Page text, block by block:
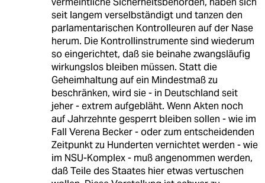
seit langem verselbständigt und tanzen den
parlamentarischen Kontrolleuren auf der Nase
herum. Die Kontrollinstrumente sind wiederum
so eingerichtet, daß sie beinahe zwangsläufig
wirkungslos bleiben müssen. Statt die
Geheimhaltung auf ein Mindestmaß zu
beschränken, wird sie - in Deutschland seit
jeher - extrem aufgebläht. Wenn Akten noch
auf Jahrzehnte gesperrt bleiben sollen - wie im
Fall Verena Becker - oder zum entscheidenden
Zeitpunkt zu Hunderten vernichtet werden - wie
im NSU-Komplex - muß angenommen werden,
daß Teile des Staates hier etwas vertuschen